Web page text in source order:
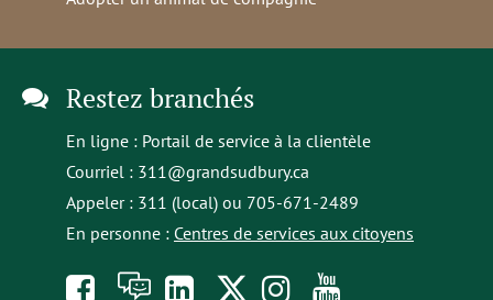
Restez branchés
En ligne : Portail de service à la clientèle
Courriel : 311@grandsudbury.ca
Appeler : 311 (local) ou 705-671-2489
En personne : Centres de services aux citoyens
Like À opensFollowFollow